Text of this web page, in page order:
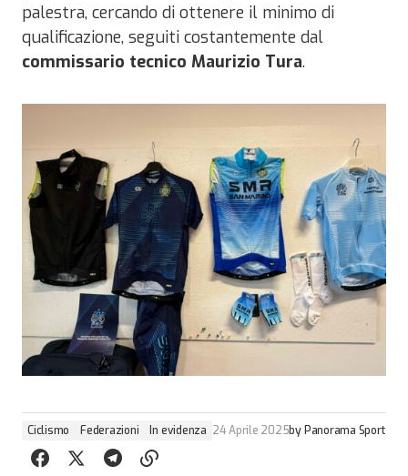
palestra, cercando di ottenere il minimo di
qualificazione, seguiti costantemente dal
commissario tecnico Maurizio Tura.
Ciclismo Federazioni In evidenza 24 Aprile 2025byPanorama Sport